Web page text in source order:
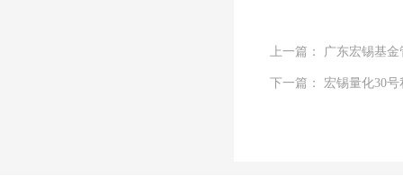
上一篇： 广东宏锡基
下一篇： 宏锡量化30